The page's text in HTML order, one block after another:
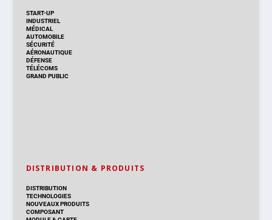
START-UP
INDUSTRIEL
MÉDICAL
AUTOMOBILE
SÉCURITÉ
AÉRONAUTIQUE
DÉFENSE
TÉLÉCOMS
GRAND PUBLIC
DISTRIBUTION & PRODUITS
DISTRIBUTION
TECHNOLOGIES
NOUVEAUX PRODUITS
COMPOSANT